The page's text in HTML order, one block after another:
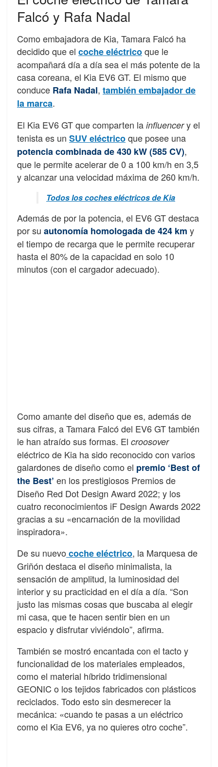
Falcó y Rafa Nadal
Como embajadora de Kia, Tamara Falcó ha
decidido que el coche eléctricoque le
acompañará día a día sea el más potente de la
casa coreana, el Kia EV6 GT. El mismo que
conduce Rafa Nadal, también embajador de
la marca.
El Kia EV6 GT que comparten la influencery el
tenista es un SUV eléctricoque posee una
potencia combinada de 430 kW (585 CV),
que le permite acelerar de 0 a 100 km/h en 3,5
y alcanzar una velocidad máxima de 260 km/h.
Todos los coches eléctricos de Kia
Además de por la potencia, el EV6 GT destaca
por su autonomía homologada de 424 km y
el tiempo de recarga que le permite recuperar
hasta el 80% de la capacidad en solo 10
minutos (con el cargador adecuado).
Como amante del diseño que es, además de
sus cifras, a Tamara Falcó del EV6 GT también
le han atraído sus formas. El croosover
eléctrico de Kia ha sido reconocido con varios
galardones de diseño como el premio ‘Best of
the Best’ en los prestigiosos Premios de
Diseño Red Dot Design Award 2022; y los
cuatro reconocimientos iF Design Awards 2022
gracias a su «encarnación de la movilidad
inspiradora».
De su nuevo coche eléctrico, la Marquesa de
Griñón destacael diseño minimalista, la
sensación de amplitud, la luminosidad del
interior y su practicidad en el día a día. “Son
justo las mismas cosas que buscaba al elegir
mi casa, que te hacen sentir bien en un
espacio y disfrutar viviéndolo”, afirma.
También se mostró encantada con el tacto y
funcionalidad de los materiales empleados,
como el material híbrido tridimensional
GEONIC o los tejidos fabricados con plásticos
reciclados. Todo esto sin desmerecer la
mecánica: «cuando te pasas a un eléctrico
como el Kia EV6, ya no quieres otro coche”.